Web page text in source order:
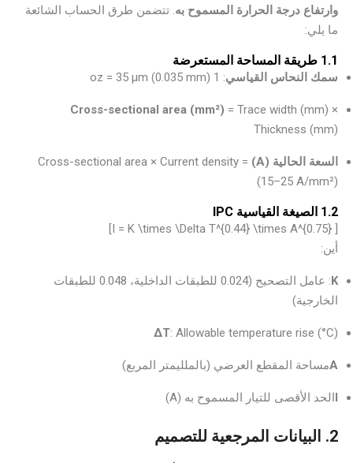
وارتفاع درجة الحرارة المسموح به. تتضمن طرق الحساب الشائعة
ما يلي:
1.1 طريقة المساحة المستعرضة
سمك النحاس القياسي: 1 oz = 35 μm (0.035 mm)
Cross-sectional area (mm²) = Trace width (mm) ×
Thickness (mm)
السعة الحالية (A)
= Cross-sectional area × Current density
(15–25 A/mm²)
1.2 الصيغة القياسية IPC
[ I = K \times \Delta T^{0.44} \times A^{0.75}]
أين:
K
: عامل التصحيح (0.024 للطبقات الداخلية، 0.048 للطبقات
الخارجية)
ΔT: Allowable temperature rise (°C)
Aمساحة المقطع العرضي (بالملليمتر المربع)
Iالحد الأقصى للتيار المسموح به (A)
2. البيانات المرجعية للتصميم